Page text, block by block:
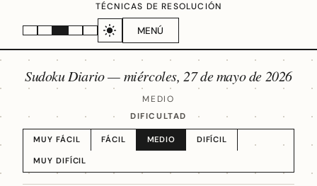
MENÚ
TÉCNICAS DE RESOLUCIÓN
Sudoku Diario —miércoles, 27 de mayo de 2026
MEDIO
DIFICULTAD
MUY FÁCIL FÁCIL MEDIO DIFÍCIL
MUY DIFÍCIL